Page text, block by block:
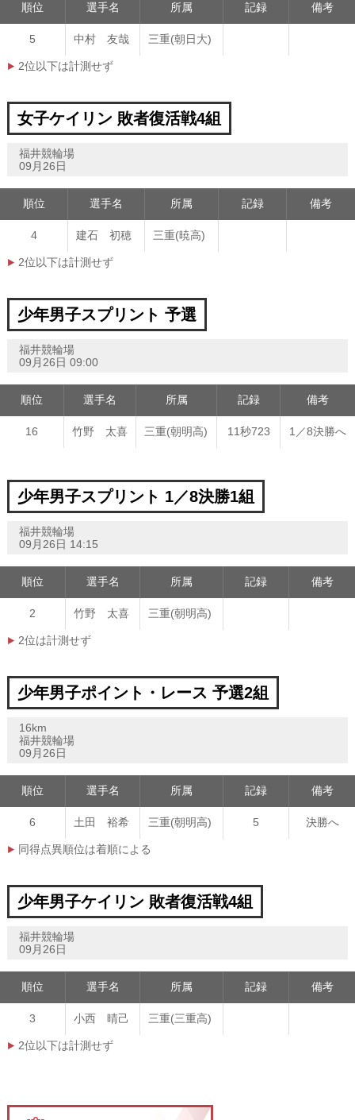
順位 選手名 所属 記録 備考
5 中村 友哉 三重(朝日大)
2位以下は計測せず
女子ケイリン 敗者復活戦4組
福井競輪場
09月26日
順位 選手名 所属 記録 備考
4 建石 初穂 三重(暁高)
2位以下は計測せず
少年男子スプリント 予選
福井競輪場
09月26日 09:00
順位 選手名 所属 記録 備考
16 竹野 太喜 三重(朝明高) 11秒723 1／8決勝へ
少年男子スプリント 1／8決勝1組
福井競輪場
09月26日 14:15
順位 選手名 所属 記録 備考
2 竹野 太喜 三重(朝明高)
2位は計測せず
少年男子ポイント・レース 予選2組
16km
福井競輪場
09月26日
順位 選手名 所属 記録 備考
6 土田 裕希 三重(朝明高) 5 決勝へ
同得点異順位は着順による
少年男子ケイリン 敗者復活戦4組
福井競輪場
09月26日
順位 選手名 所属 記録 備考
3 小西 晴己 三重(三重高)
2位以下は計測せず